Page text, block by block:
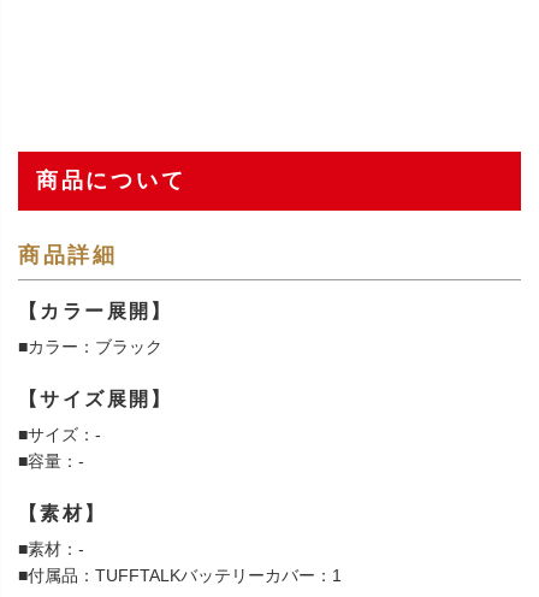
商品について
商品詳細
【カラー展開】
■カラー：ブラック
【サイズ展開】
■サイズ：-
■容量：-
【素材】
■素材：-
■付属品：TUFFTALKバッテリーカバー：1